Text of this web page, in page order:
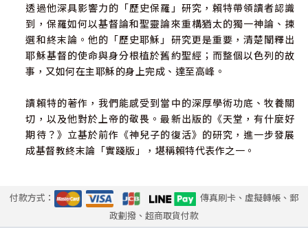
以及啟示錄所進行地毯式的研究，賴特發現，「耶穌的復
活」對第一世紀基督徒的影響，遠遠超乎我們預期，不管是
宣教上、是教導上，甚或是教會的牧養、神學的建構、面對
世界的態度，「耶穌的復活」都扮演了關鍵性的角色，為初
代的教會，注入滿滿的活力。
透過他深具影響力的「歷史保羅」研究，賴特帶領讀者認識
到，保羅如何以基督論和聖靈論來重構猶太的獨一神論、揀
選和終末論。他的「歷史耶穌」研究更是重要，清楚闡釋出
耶穌基督的使命與身分根植於舊約聖經；而整個以色列的故
事，又如何在主耶穌的身上完成、達至高峰。
讀賴特的著作，我們能感受到當中的深厚學術功底、牧養關
切，以及他對於上帝的敬畏。最新出版的《天堂，有什麼好
期待？》立基於前作《神兒子的復活》的研究，進一步發展
成基督教終末論「實踐版」，堪稱賴特代表作之一。
付款方式：
傳真刷卡、虛擬轉帳、郵
政劃撥、超商取貨付款